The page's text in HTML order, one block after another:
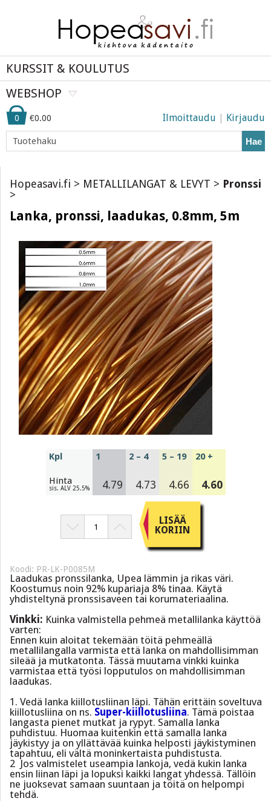
KURSSIT & KOULUTUS
WEBSHOP
Ilmoittaudu | Kirjaudu
0 €0.00
Hae
Hopeasavi.fi > METALLILANGAT & LEVYT > Pronssi
>
Lanka, pronssi, laadukas, 0.8mm, 5m
Koodi: PR-LK-P0085M
Laadukas pronssilanka, Upea lämmin ja rikas väri.
Koostumus noin 92% kupariaja 8% tinaa. Käytä
yhdisteltynä pronssisaveen tai korumateriaalina.
Vinkki: Kuinka valmistella pehmeä metallilanka käyttöä
varten:
Ennen kuin aloitat tekemään töitä pehmeällä
metallilangalla varmista että lanka on mahdollisimman
sileää ja mutkatonta. Tässä muutama vinkki kuinka
varmistaa että työsi lopputulos on mahdollisimman
laadukas.
1. Vedä lanka kiillotusliinan läpi. Tähän erittäin soveltuva
kiillotusliina on ns. Super-kiillotusliina. Tämä poistaa
langasta pienet mutkat ja rypyt. Samalla lanka
puhdistuu. Huomaa kuitenkin että samalla lanka
jäykistyy ja on yllättävää kuinka helposti jäykistyminen
tapahtuu, eli vältä moninkertaista puhdistusta.
2 Jos valmistelet useampia lankoja, vedä kukin lanka
ensin liinan läpi ja lopuksi kaikki langat yhdessä. Tällöin
ne juoksevat samaan suuntaan ja töitä on helpompi
tehdä.
Kpl
Hinta
sis. ALV 25.5%
1
4.79
2 – 4
4.73
5 – 19
4.66
20 +
4.60
LISÄÄ
KORIIN